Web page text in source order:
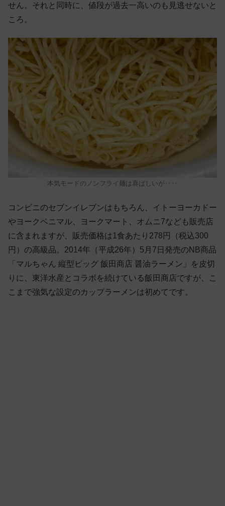
せん。それと同時に、値段が過去一高いのも見逃せないと
ころ。
本気モードのノンフライ麺は喜ばしいが‥‥
コンビニのセブンイレブンはもちろん、イトーヨーカドー
やヨークベニマル、ヨークマート、オムニ7なども販売店
に含まれますが、販売価格は1食あたり278円（税込300
円）の高級品。2014年（平成26年）5月7日発売のNB商品
「マルちゃん 縦型ビッグ 飯田商店 醤油ラーメン」を皮切
りに、東洋水産とコラボを続けている飯田商店ですが、こ
こまで強気な設定のカップラーメンは初めてです。